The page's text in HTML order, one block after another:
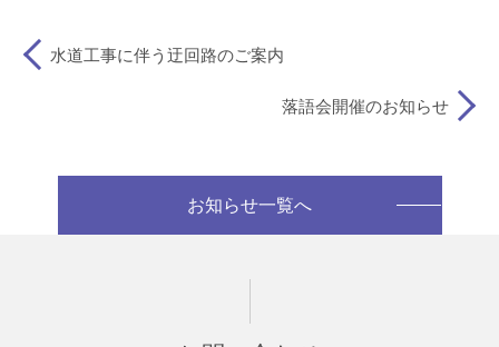
水道工事に伴う迂回路のご案内
落語会開催のお知らせ
お知らせ一覧へ